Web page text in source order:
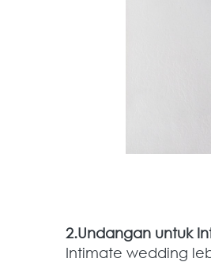
2.Undangan untuk
Intimate wedding